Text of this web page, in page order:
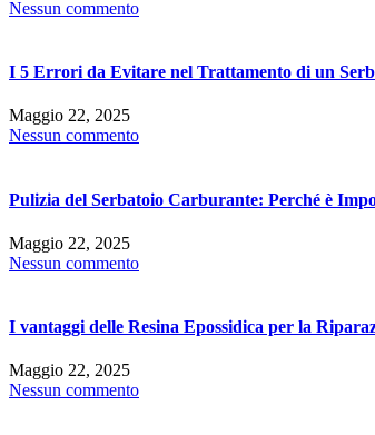
Nessun commento
I 5 Errori da Evitare nel Trattamento di un
Maggio 22, 2025
Nessun commento
Pulizia del Serbatoio Carburante: Perché è
Maggio 22, 2025
Nessun commento
I vantaggi delle Resina Epossidica per la
Maggio 22, 2025
Nessun commento